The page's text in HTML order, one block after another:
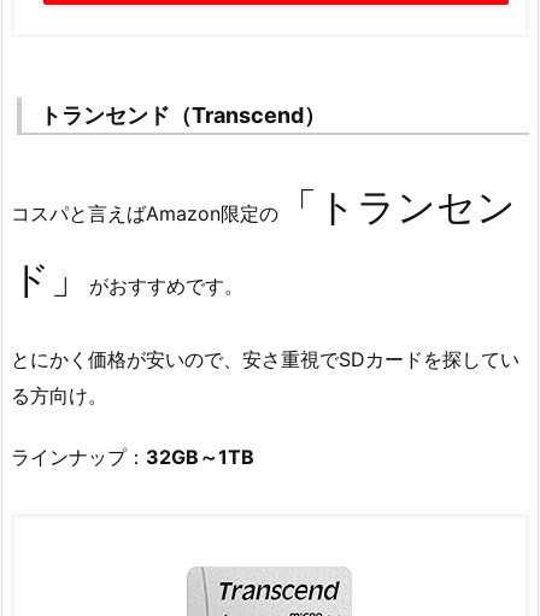
トランセンド（Transcend）
コスパと言えばAmazon限定の
「トランセン
ド」
がおすすめです。
とにかく価格が安いので、安さ重視でSDカードを探してい
る方向け。
ラインナップ： 32GB～1TB